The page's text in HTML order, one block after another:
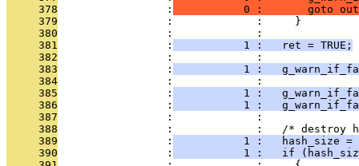
     378
                 :
0 :       goto
     379
                 :             :     }
     380
                 :             :
     381
                 :
           1 :   ret = TRUE;
     382
                 :             :
     383
                 :
1 :
     384
                 :             :
     385
                 :
1 :
     386
                 :
1 :
     387
                 :             :
     388
:             :   /* destroy
     389
                 :
1 :   hash_size =
     390
                 :
1 :   if